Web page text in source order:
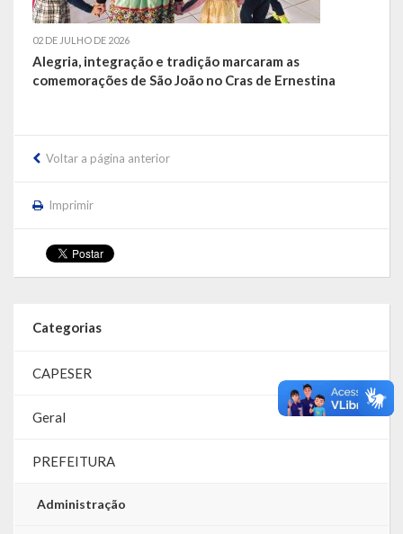
02 DE JULHO DE 2026
Alegria, integração e tradição marcaram as
comemorações de São João no Cras de Ernestina
Voltar a página anterior
Imprimir
Categorias
CAPESER
Geral
PREFEITURA
Administração